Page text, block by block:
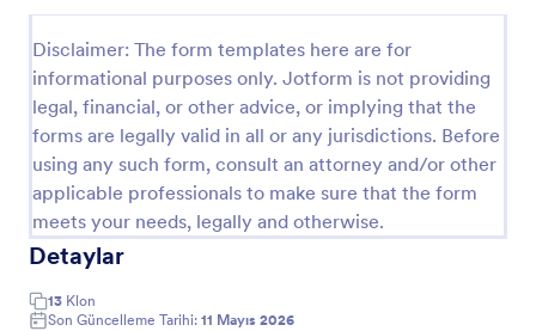
Disclaimer: The form templates here are for
informational purposes only. Jotform is not providing
legal, financial, or other advice, or implying that the
forms are legally valid in all or any jurisdictions. Before
using any such form, consult an attorney and/or other
applicable professionals to make sure that the form
meets your needs, legally and otherwise.
Detaylar
13 Klon
Son Güncelleme Tarihi: 11 Mayıs 2026
Seyahat Bilgilendirme Formu
Seyahat bilgilendirme formu ile seyahate çıkan
kişinin kişisel ve iletişim bilgilerini, seyahat detaylarını
ve konaklama bilgilerini toplayabilirsiniz.
Go to Category:
Hizmet Formları
Şablon Kullan